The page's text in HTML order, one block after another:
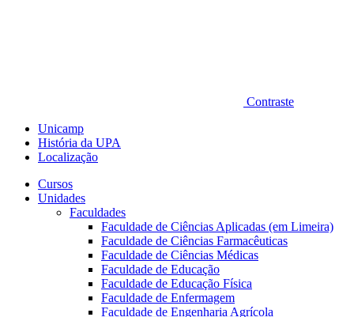
Contraste
Unicamp
História da UPA
Localização
Cursos
Unidades
Faculdades
Faculdade de Ciências Aplicadas (em Limeira)
Faculdade de Ciências Farmacêuticas
Faculdade de Ciências Médicas
Faculdade de Educação
Faculdade de Educação Física
Faculdade de Enfermagem
Faculdade de Engenharia Agrícola